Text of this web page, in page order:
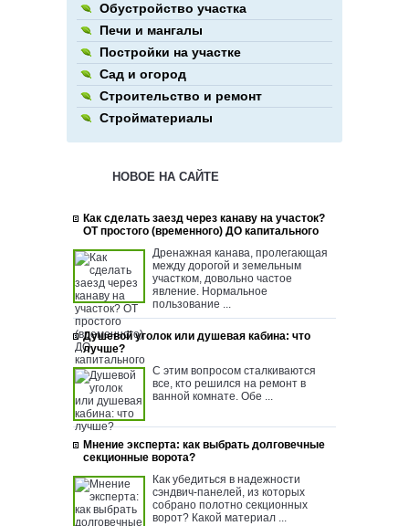
Обустройство участка
Печи и мангалы
Постройки на участке
Сад и огород
Строительство и ремонт
Стройматериалы
НОВОЕ НА САЙТЕ
Как сделать заезд через канаву на участок?
ОТ простого (временного) ДО капитального
Дренажная канава, пролегающая
между дорогой и земельным
участком, довольно частое
явление. Нормальное
пользование ...
Душевой уголок или душевая кабина: что
лучше?
С этим вопросом сталкиваются
все, кто решился на ремонт в
ванной комнате. Обе ...
Мнение эксперта: как выбрать долговечные
секционные ворота?
Как убедиться в надежности
сэндвич-панелей, из которых
собрано полотно секционных
ворот? Какой материал ...